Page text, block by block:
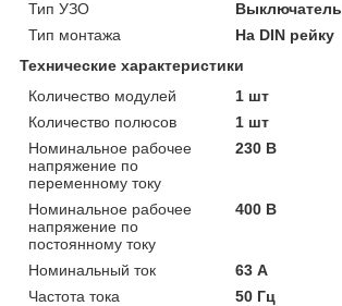
Тип УЗО
Выключатель
Тип монтажа
На DIN рейку
Технические характеристики
Количество модулей
1 шт
Количество полюсов
1 шт
Номинальное рабочее
напряжение по
переменному току
230 В
Номинальное рабочее
напряжение по
постоянному току
400 В
Номинальный ток
63 А
Частота тока
50 Гц